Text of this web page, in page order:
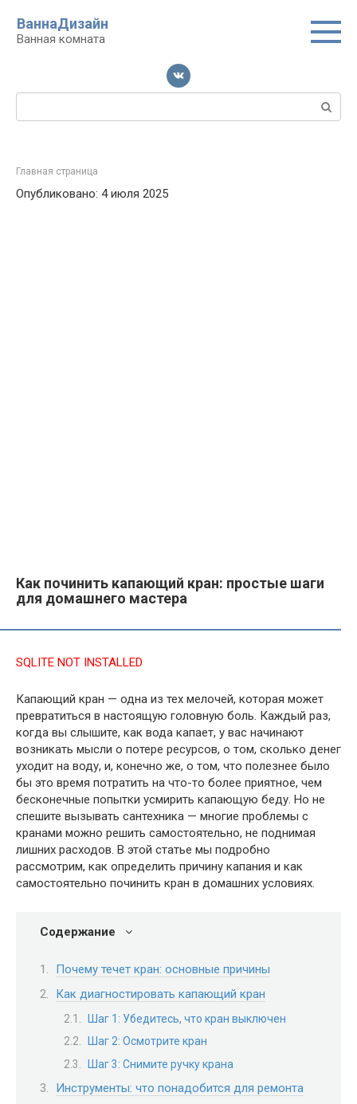
контенту
ВаннаДизайн
Ванная комната
Поиск:
Главная страница
Опубликовано: 4 июля 2025
Как починить капающий кран: простые шаги
для домашнего мастера
SQLITE NOT INSTALLED
Капающий кран — одна из тех мелочей, которая может
превратиться в настоящую головную боль. Каждый раз,
когда вы слышите, как вода капает, у вас начинают
возникать мысли о потере ресурсов, о том, сколько денег
уходит на воду, и, конечно же, о том, что полезнее было
бы это время потратить на что-то более приятное, чем
бесконечные попытки усмирить капающую беду. Но не
спешите вызывать сантехника — многие проблемы с
кранами можно решить самостоятельно, не поднимая
лишних расходов. В этой статье мы подробно
рассмотрим, как определить причину капания и как
самостоятельно починить кран в домашних условиях.
Содержание
Почему течет кран: основные причины
Как диагностировать капающий кран
Шаг 1: Убедитесь, что кран выключен
Шаг 2: Осмотрите кран
Шаг 3: Снимите ручку крана
Инструменты: что понадобится для ремонта